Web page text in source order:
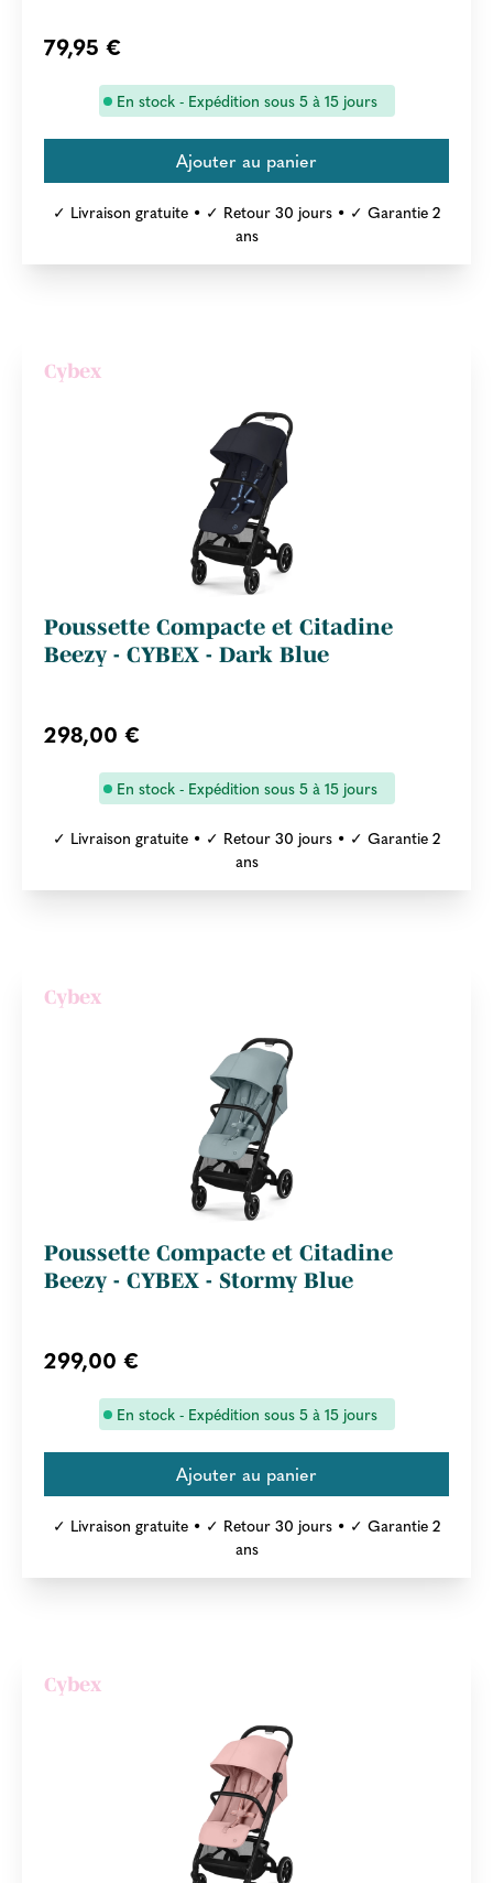
79,95 €
En stock - Expédition sous 5 à 15 jours
✓ Livraison gratuite • ✓ Retour 30 jours • ✓ Garantie 2
ans
Cybex
Poussette Compacte et Citadine
Beezy - CYBEX - Dark Blue
298,00 €
En stock - Expédition sous 5 à 15 jours
✓ Livraison gratuite • ✓ Retour 30 jours • ✓ Garantie 2
ans
Cybex
Poussette Compacte et Citadine
Beezy - CYBEX - Stormy Blue
299,00 €
En stock - Expédition sous 5 à 15 jours
✓ Livraison gratuite • ✓ Retour 30 jours • ✓ Garantie 2
ans
Cybex